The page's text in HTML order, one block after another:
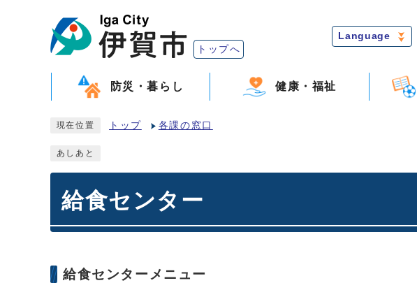
トップへ
Language
防災・暮らし 健康・福祉
現在位置 トップ 各課の窓口
あしあと
給食センター
給食センターメニュー